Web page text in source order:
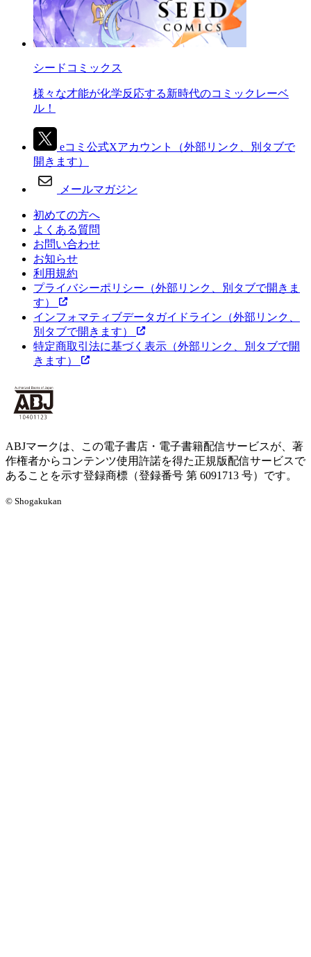
シードコミックス
様々な才能が化学反応する新時代のコミックレーベ
ル！
eコミ公式Xアカウント
（外部リンク、別タブで
開きます）
メールマガジン
初めての方へ
よくある質問
お問い合わせ
お知らせ
利用規約
プライバシーポリシー （外部リンク、別タブで開きま
す）
インフォマティブデータガイドライン （外部リンク、
別タブで開きます）
特定商取引法に基づく表示 （外部リンク、別タブで開
きます）
ABJマークは、この電子書店・電子書籍配信サービスが、著
作権者からコンテンツ使用許諾を得た正規版配信サービスで
あることを示す登録商標（登録番号 第 6091713 号）です。
© Shogakukan